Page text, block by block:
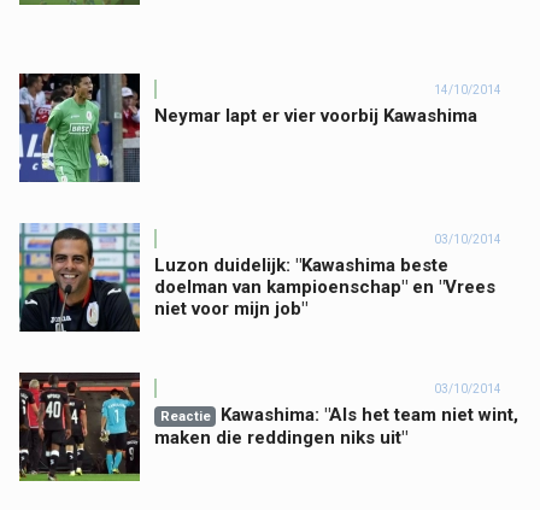
14/10/2014
Neymar lapt er vier voorbij Kawashima
03/10/2014
Luzon duidelijk: "Kawashima beste
doelman van kampioenschap" en "Vrees
niet voor mijn job"
03/10/2014
Reactie
Kawashima: "Als het team niet wint,
maken die reddingen niks uit"